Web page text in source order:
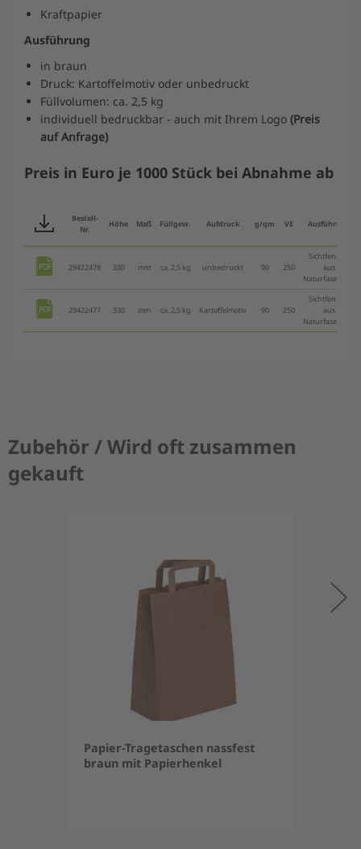
Kraftpapier
Ausführung
in braun
Druck: Kartoffelmotiv oder unbedruckt
Füllvolumen: ca. 2,5 kg
individuell bedruckbar - auch mit Ihrem Logo (Preis
auf Anfrage)
Preis in Euro je 1000 Stück bei Abnahme ab
Bestell-
Nr.
Höhe Maß Füllgew. Aufdruck g/qm VE Ausführung
29422478 330 mm ca. 2,5 kg unbedruckt 90 250
Sichtfenster
aus
Naturfasernetz
29422477 330 mm ca. 2,5 kg Kartoffelmotiv 90 250
Sichtfenster
aus
Naturfasernetz
Zubehör / Wird oft zusammen
gekauft
Papier-Tragetaschen nassfest
braun mit Papierhenkel